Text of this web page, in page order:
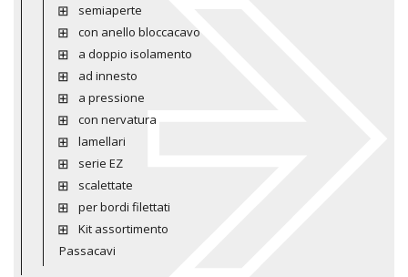
semiaperte
con anello bloccacavo
a doppio isolamento
ad innesto
a pressione
con nervatura
lamellari
serie EZ
scalettate
per bordi filettati
Kit assortimento
Passacavi